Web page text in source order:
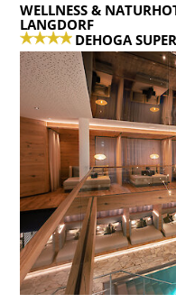
WELLNESS &
LANGDORF
DEHOGA